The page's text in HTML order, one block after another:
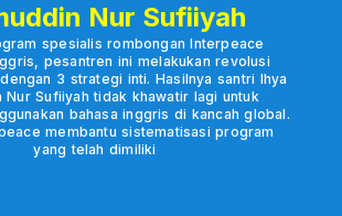
Nur Sufiiyah
spesialis rombongan Interpeace
pesantren ini melakukan revolusi
3 strategi inti. Hasilnya santri Ihya
Nur Sufiiyah tidak khawatir lagi untuk
bahasa inggris di kancah global.
membantu sistematisasi program
yang telah dimiliki